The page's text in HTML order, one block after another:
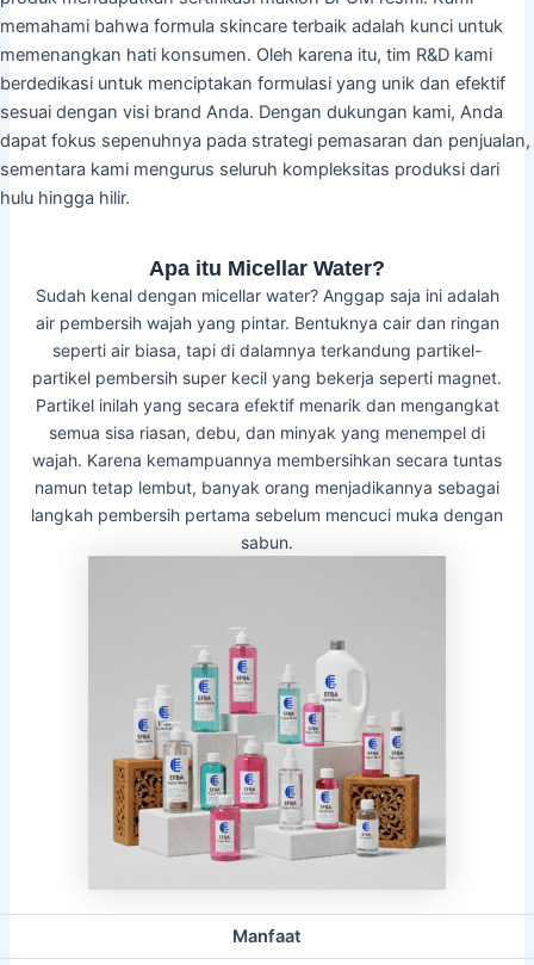
memahami bahwa formula skincare terbaik adalah kunci untuk
memenangkan hati konsumen. Oleh karena itu, tim R&D kami
berdedikasi untuk menciptakan formulasi yang unik dan efektif
sesuai dengan visi brand Anda. Dengan dukungan kami, Anda
dapat fokus sepenuhnya pada strategi pemasaran dan penjualan,
sementara kami mengurus seluruh kompleksitas produksi dari
hulu hingga hilir.
Apa itu Micellar Water?
Sudah kenal dengan micellar water? Anggap saja ini adalah
air pembersih wajah yang pintar. Bentuknya cair dan ringan
seperti air biasa, tapi di dalamnya terkandung partikel-
partikel pembersih super kecil yang bekerja seperti magnet.
Partikel inilah yang secara efektif menarik dan mengangkat
semua sisa riasan, debu, dan minyak yang menempel di
wajah. Karena kemampuannya membersihkan secara tuntas
namun tetap lembut, banyak orang menjadikannya sebagai
langkah pembersih pertama sebelum mencuci muka dengan
sabun.
Manfaat